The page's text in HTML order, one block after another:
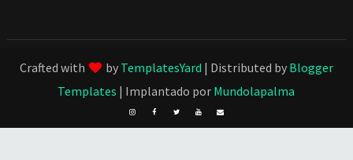
Crafted with by TemplatesYard | Distributed by Blogger
Templates | Implantado por Mundolapalma